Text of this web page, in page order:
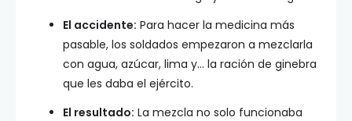
El accidente: Para hacer la medicina más
pasable, los soldados empezaron a mezclarla
con agua, azúcar, lima y… la ración de ginebra
que les daba el ejército.
El resultado: La mezcla no solo funcionaba